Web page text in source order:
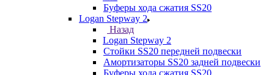
Буферы хода сжатия SS20
Logan Stepway 2
Назад
Logan Stepway 2
Стойки SS20 передней подвески
Амортизаторы SS20 задней подвески
Буферы хода сжатия SS20